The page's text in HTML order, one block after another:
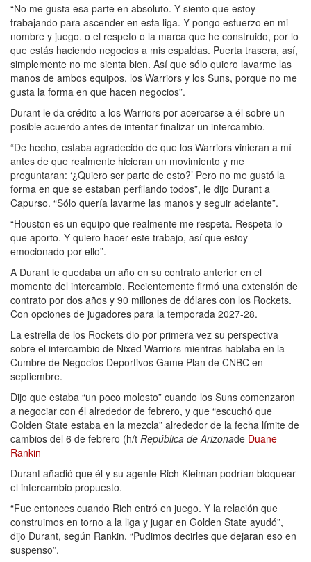
“No me gusta esa parte en absoluto. Y siento que estoy
trabajando para ascender en esta liga. Y pongo esfuerzo en mi
nombre y juego. o el respeto o la marca que he construido, por lo
que estás haciendo negocios a mis espaldas. Puerta trasera, así,
simplemente no me sienta bien. Así que sólo quiero lavarme las
manos de ambos equipos, los Warriors y los Suns, porque no me
gusta la forma en que hacen negocios”.
Durant le da crédito a los Warriors por acercarse a él sobre un
posible acuerdo antes de intentar finalizar un intercambio.
“De hecho, estaba agradecido de que los Warriors vinieran a mí
antes de que realmente hicieran un movimiento y me
preguntaran: ‘¿Quiero ser parte de esto?’ Pero no me gustó la
forma en que se estaban perfilando todos”, le dijo Durant a
Capurso. “Sólo quería lavarme las manos y seguir adelante”.
“Houston es un equipo que realmente me respeta. Respeta lo
que aporto. Y quiero hacer este trabajo, así que estoy
emocionado por ello”.
A Durant le quedaba un año en su contrato anterior en el
momento del intercambio. Recientemente firmó una extensión de
contrato por dos años y 90 millones de dólares con los Rockets.
Con opciones de jugadores para la temporada 2027-28.
La estrella de los Rockets dio por primera vez su perspectiva
sobre el intercambio de Nixed Warriors mientras hablaba en la
Cumbre de Negocios Deportivos Game Plan de CNBC en
septiembre.
Dijo que estaba “un poco molesto” cuando los Suns comenzaron
a negociar con él alrededor de febrero, y que “escuchó que
Golden State estaba en la mezcla” alrededor de la fecha límite de
cambios del 6 de febrero (h/t República de Arizonade Duane
Rankin–
Durant añadió que él y su agente Rich Kleiman podrían bloquear
el intercambio propuesto.
“Fue entonces cuando Rich entró en juego. Y la relación que
construimos en torno a la liga y jugar en Golden State ayudó”,
dijo Durant, según Rankin. “Pudimos decirles que dejaran eso en
suspenso”.